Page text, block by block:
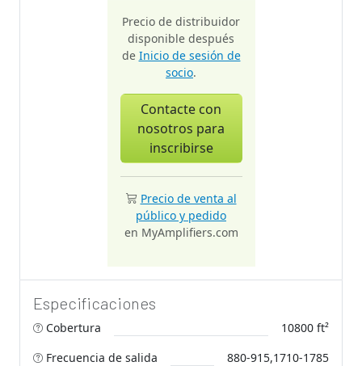
Precio de distribuidor
disponible después
de Inicio de sesión de
socio.
Contacte con
nosotros para
inscribirse
Precio de venta al
público y pedido
en MyAmplifiers.com
Especificaciones
Cobertura
10800 ft²
Frecuencia de salida
880-915,1710-1785